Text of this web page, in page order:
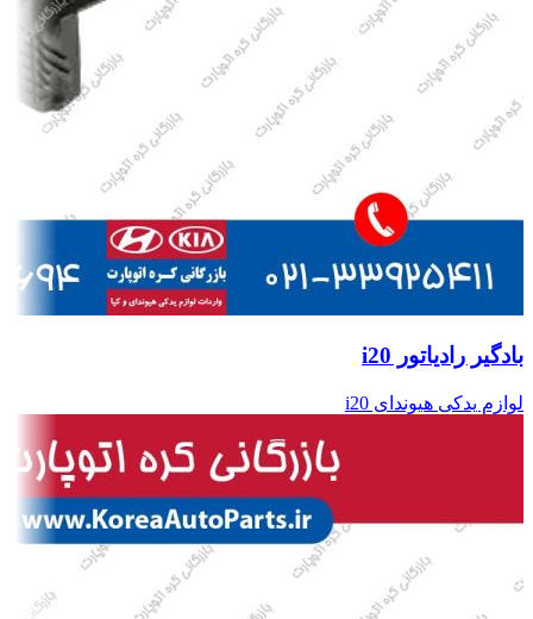
بادگیر رادیاتور i20
لوازم یدکی هیوندای i20